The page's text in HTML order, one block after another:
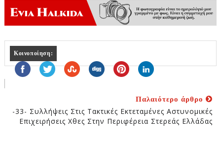
Κοινοποίηση:
Παλαιότερο άρθρο
-33- Συλλήψεις Στις Τακτικές Εκτεταμένες Αστυνομικές
Επιχειρήσεις Χθες Στην Περιφέρεια Στερεάς Ελλάδας